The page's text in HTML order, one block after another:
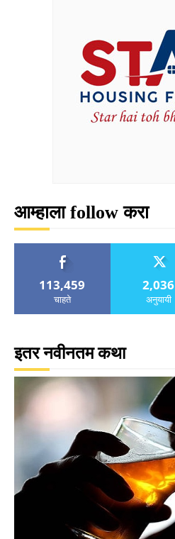
आम्हाला follow करा
113,459
चाहते
2,036
अनुयायी
इतर नवीनतम कथा